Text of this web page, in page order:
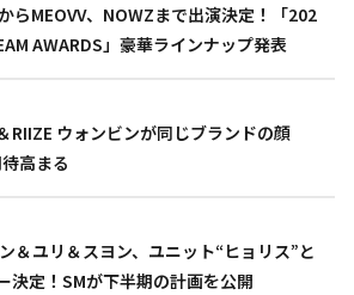
MEOVV、NOWZまで出演決定！「202
AWARDS」豪華ラインナップ発表
RIIZE ウォンビンが同じブランドの顔
高まる
＆ユリ＆スヨン、ユニット“ヒョリス”と
決定！SMが下半期の計画を公開